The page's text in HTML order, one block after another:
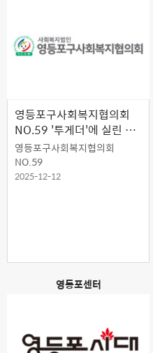
영등포구사회복지협의회
NO.59 '투게더'에 실린 초
대석 함께 보시죠!
영등포구사회복지협의회
NO.59
2025-12-12
영등포센터